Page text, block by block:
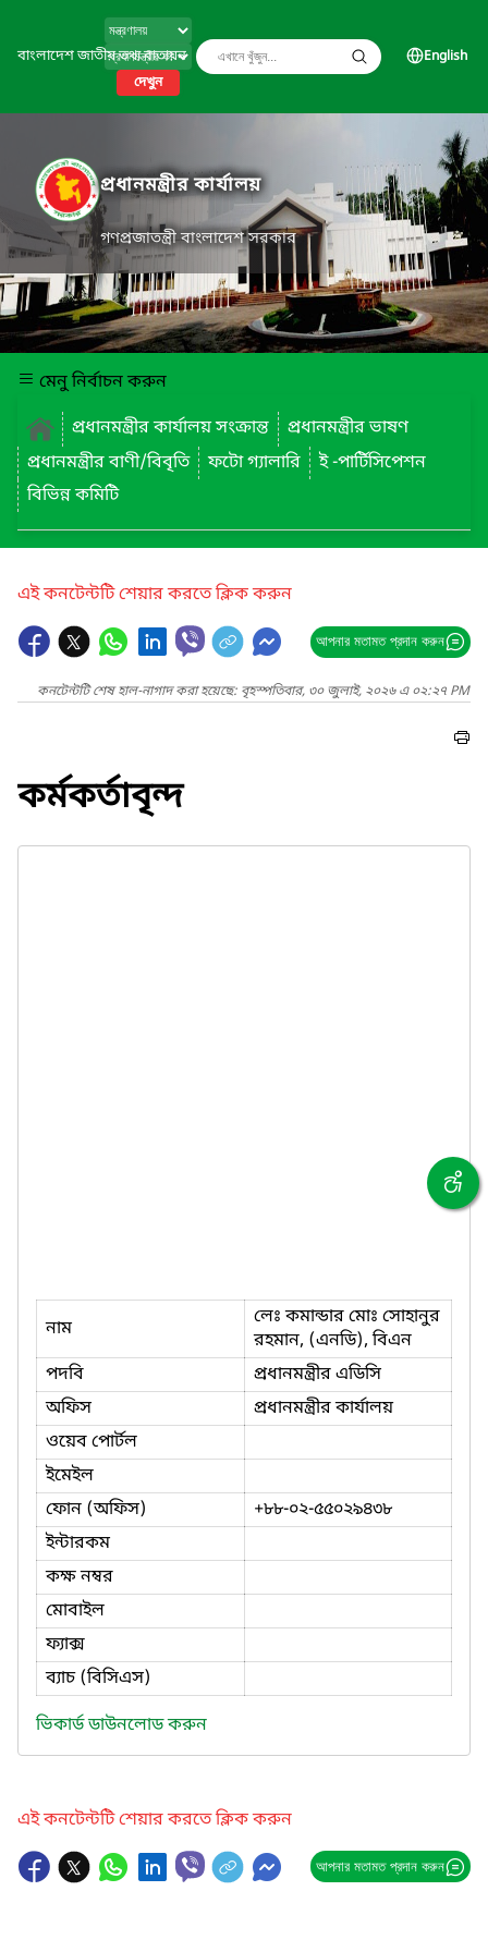
বাংলাদেশ জাতীয় তথ্য বাতায়ন
দেখুন
English
প্রধানমন্ত্রীর কার্যালয়
গণপ্রজাতন্ত্রী বাংলাদেশ সরকার
মেনু নির্বাচন করুন
প্রধানমন্ত্রীর কার্যালয় সংক্রান্ত
প্রধানমন্ত্রীর ভাষণ
প্রধানমন্ত্রীর বাণী/বিবৃতি
ফটো গ্যালারি
ই -পার্টিসিপেশন
বিভিন্ন কমিটি
এই কনটেন্টটি শেয়ার করতে ক্লিক করুন
আপনার মতামত প্রদান করুন
কনটেন্টটি শেষ হাল-নাগাদ করা হয়েছে: বৃহস্পতিবার, ৩০ জুলাই, ২০২৬ এ ০২:২৭ PM
কর্মকর্তাবৃন্দ
নাম
লেঃ কমান্ডার মোঃ সোহানুর
রহমান, (এনডি), বিএন
পদবি
প্রধানমন্ত্রীর এডিসি
অফিস
প্রধানমন্ত্রীর কার্যালয়
ওয়েব পোর্টল
ইমেইল
ফোন (অফিস)
+৮৮-০২-৫৫০২৯৪৩৮
ইন্টারকম
কক্ষ নম্বর
মোবাইল
ফ্যাক্স
ব্যাচ (বিসিএস)
ভিকার্ড ডাউনলোড করুন
এই কনটেন্টটি শেয়ার করতে ক্লিক করুন
আপনার মতামত প্রদান করুন